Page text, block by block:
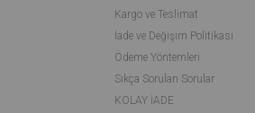
Kargo ve Teslimat
İade ve Değişim Politikası
Ödeme Yöntemleri
Sıkça Sorulan Sorular
KOLAY İADE